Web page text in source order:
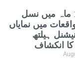
لندن: 18 ماہ میں نسل
میں نمایاں
ہیلتھ
انکشاف